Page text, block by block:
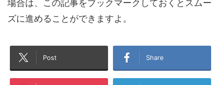
場合は、この記事をブックマークしておくとスムー
ズに進めることができますよ。
Post Share